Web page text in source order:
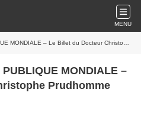
MENU
– Le Billet du Docteur Christophe Prudhomme
MONDIALE –
Prudhomme